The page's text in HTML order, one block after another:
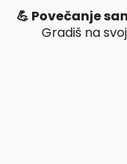
💪 Povečanje
Gradiš na